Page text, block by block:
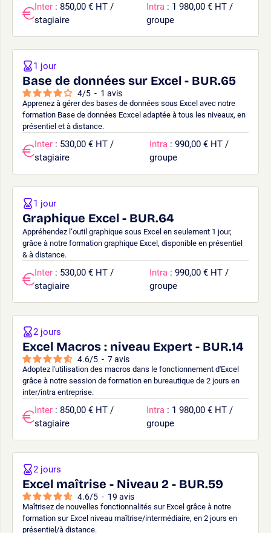
Inter : 850,00 € HT /
stagiaire
Intra : 1 980,00 € HT /
groupe
Base de données sur Excel - BUR.65
4/5 - 1 avis
Apprenez à gérer des bases de données sous Excel avec notre
formation Base de données Ecxcel adaptée à tous les niveaux, en
présentiel et à distance.
1 jour
Inter : 530,00 € HT /
stagiaire
Intra : 990,00 € HT /
groupe
Graphique Excel - BUR.64
Appréhendez l‘outil graphique sous Excel en seulement 1 jour,
grâce à notre formation graphique Excel, disponible en présentiel
& à distance.
1 jour
Inter : 530,00 € HT /
stagiaire
Intra : 990,00 € HT /
groupe
Excel Macros : niveau Expert - BUR.14
4.6/5 - 7avis
Adoptez l'utilisation des macros dans le fonctionnement d'Excel
grâce à notre session de formation en bureautique de 2 jours en
inter/intra entreprise.
2 jours
Inter : 850,00 € HT /
stagiaire
Intra : 1 980,00 € HT /
groupe
Excel maîtrise - Niveau 2 - BUR.59
4.6/5 - 19 avis
Maîtrisez de nouvelles fonctionnalités sur Excel grâce à notre
formation sur Excel niveau maîtrise/intermédiaire, en 2 jours en
présentiel/à distance.
2 jours